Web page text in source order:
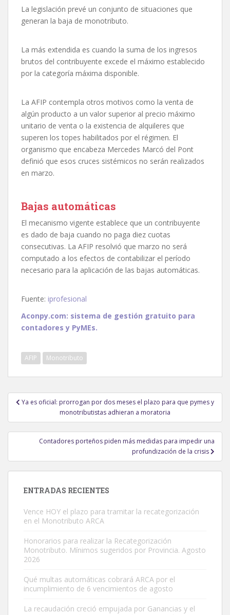
La legislación prevé un conjunto de situaciones que
generan la baja de monotributo.
La más extendida es cuando la suma de los ingresos
brutos del contribuyente excede el máximo establecido
por la categoría máxima disponible.
La AFIP contempla otros motivos como la venta de
algún producto a un valor superior al precio máximo
unitario de venta o la existencia de alquileres que
superen los topes habilitados por el régimen. El
organismo que encabeza Mercedes Marcó del Pont
definió que esos cruces sistémicos no serán realizados
en marzo.
Bajas automáticas
El mecanismo vigente establece que un contribuyente
es dado de baja cuando no paga diez cuotas
consecutivas. La AFIP resolvió que marzo no será
computado a los efectos de contabilizar el período
necesario para la aplicación de las bajas automáticas.
Fuente: iprofesional
Aconpy.com: sistema de gestión gratuito para
contadores y PyMEs.
AFIP Monotributo
Navegación
entradas
Ya es oficial: prorrogan por dos meses el plazo para que pymes y
monotributistas adhieran a moratoria
Contadores porteños piden más medidas para impedir una
profundización de la crisis
ENTRADAS RECIENTES
Vence HOY el plazo para tramitar la recategorización
en el Monotributo ARCA
Honorarios para realizar la Recategorización
Monotributo. Mínimos sugeridos por Provincia. Agosto
2026
Qué multas automáticas cobrará ARCA por el
incumplimiento de 6 vencimientos de agosto
La recaudación creció empujada por Ganancias y el